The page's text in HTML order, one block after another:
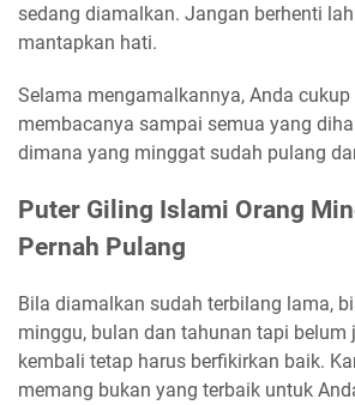
sedang diamalkan. Jangan berhenti
mantapkan hati.
Selama mengamalkannya, Anda
membacanya sampai semua yang
dimana yang minggat sudah pulang
Puter Giling Islami Orang
Pernah Pulang
Bila diamalkan sudah terbilang lama,
minggu, bulan dan tahunan tapi belum
kembali tetap harus berfikirkan baik.
memang bukan yang terbaik untuk